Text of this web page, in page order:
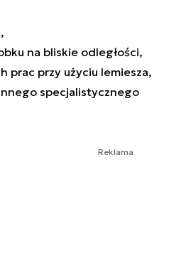
na bliskie odległości,
prac przy użyciu lemiesza,
specjalistycznego
Reklama